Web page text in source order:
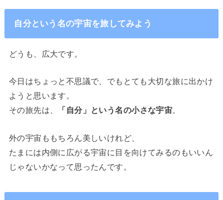
自分という名の宇宙を旅してみよう
どうも、広大です。
今日はちょっと不思議で、でもとても大切な旅に出かけ
ようと思います。
その旅先は、
「自分」という名の小さな宇宙。
外の宇宙ももちろん美しいけれど、
たまには内側に広がる宇宙に目を向けてみるのもいいん
じゃないかなって思ったんです。